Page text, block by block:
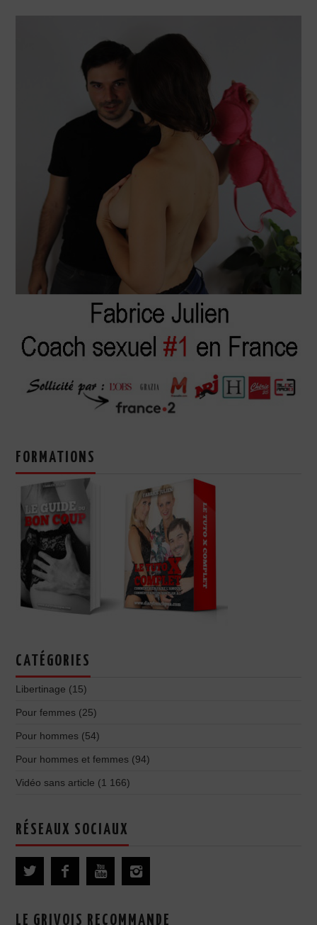
FORMATIONS
CATÉGORIES
Libertinage (15)
Pour femmes (25)
Pour hommes (54)
Pour hommes et femmes (94)
Vidéo sans article (1 166)
RÉSEAUX SOCIAUX
LE GRIVOIS RECOMMANDE